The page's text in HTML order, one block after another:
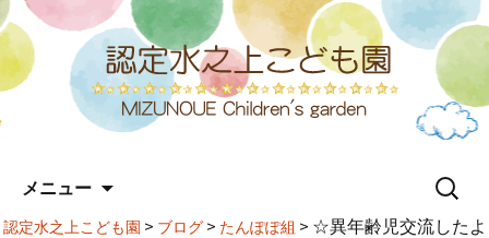
メニュー
テ
検
認定水之上こども園 > ブログ> たんぽぽ組 > ☆異年齢児交流したよ